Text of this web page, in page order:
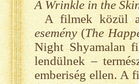
A Wrinkle in the
A filmek közül
esemény (The
Night Shyamalan
lendülnek –
emberiség ellen. A